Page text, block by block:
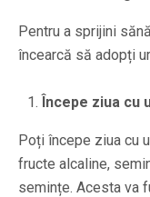
Pentru a sprijini
încearcă să adopți
Începe ziua cu
Poți începe ziua cu
fructe alcaline,
semințe. Acesta va